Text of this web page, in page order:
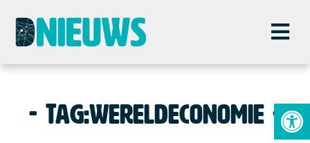
Tag:wereldeconomie